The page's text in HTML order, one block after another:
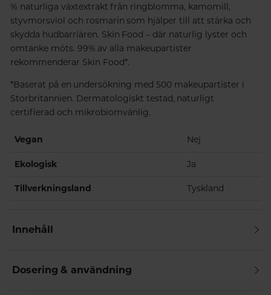
% naturliga växtextrakt från ringblomma, kamomill,
styvmorsviol och rosmarin som hjälper till att stärka och
skydda hudbarriären. Skin Food – där naturlig lyster och
omtanke möts. 99% av alla makeupartister
rekommenderar Skin Food*.
*Baserat på en undersökning med 500 makeupartister i
Storbritannien. Dermatologiskt testad, naturligt
certifierad och mikrobiomvänlig.
Vegan Nej
Ekologisk Ja
Tillverkningsland Tyskland
Innehåll
Dosering & användning